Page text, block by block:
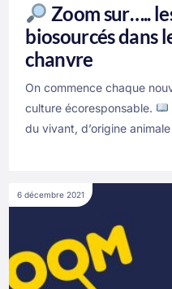
Zoom sur…..
biosourcés dans
chanvre
On commence chaque
culture écoresponsable.
du vivant, d’origine
6 décembre 2021